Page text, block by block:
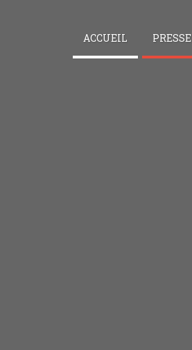
ACCUEIL PRESSE